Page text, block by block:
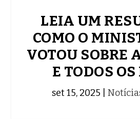
LEIA UM
COMO O
VOTOU SOBRE
E TODOS OS
set 15, 2025